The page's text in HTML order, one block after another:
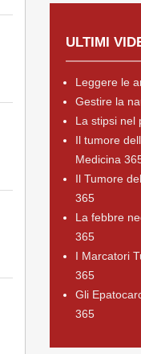
ULTIMI
Leggere le
Gestire la
La stipsi nel
Il tumore
Medicina
Il Tumore
365
La febbre
365
I Marcatori
365
Gli
365